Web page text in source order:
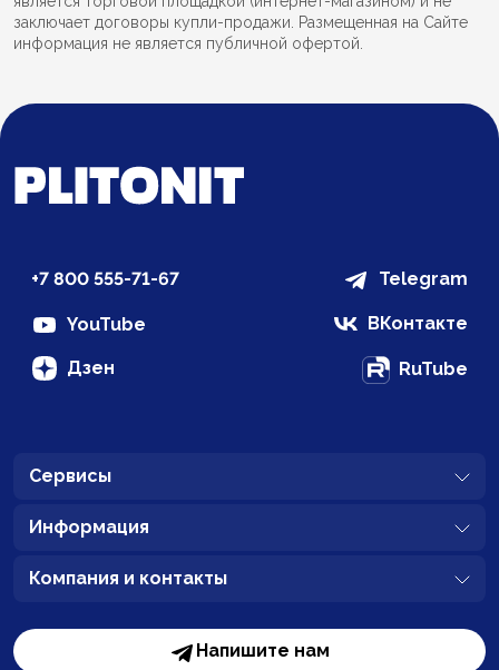
заключает договоры купли-продажи. Размещенная на Сайте
информация не является публичной офертой.
+7 800 555-71-67 Telegram
YouTube ВКонтакте
Дзен RuTube
Сервисы
Информация
Компания и контакты
Напишите нам